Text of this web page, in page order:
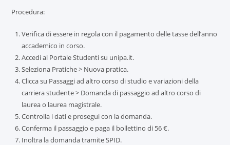
Procedura:
Verifica di essere in regola con il pagamento delle tasse dell’anno
accademico in corso.
Accedi al Portale Studenti su unipa.it.
Seleziona Pratiche > Nuova pratica.
Clicca su Passaggi ad altro corso di studio e variazioni della
carriera studente > Domanda di passaggio ad altro corso di
laurea o laurea magistrale.
Controlla i dati e prosegui con la domanda.
Conferma il passaggio e paga il bollettino di 56 €.
Inoltra la domanda tramite SPID.